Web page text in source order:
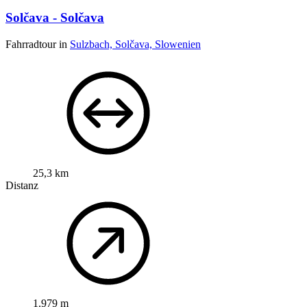
Solčava - Solčava
Fahrradtour in Sulzbach, Solčava, Slowenien
25,3 km
Distanz
1.979 m